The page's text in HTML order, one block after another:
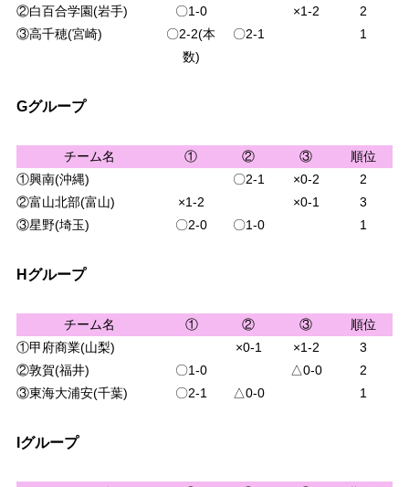
②白百合学園(岩手) 〇1-0 ×1-2
2
③高千穂(宮崎)
〇2-2(本
数)
〇2-1 1
Gグループ
チーム名 ① ② ③
順位
①興南(沖縄)
〇2-1 ×0-2
2
②富山北部(富山)
×1-2 ×0-1
3
③星野(埼玉)
〇2-0 〇1-0 1
Hグループ
チーム名 ① ② ③
順位
①甲府商業(山梨)
×0-1 ×1-2
3
②敦賀(福井)
〇1-0 △0-0
2
③東海大浦安(千葉)
〇2-1 △0-0 1
Iグループ